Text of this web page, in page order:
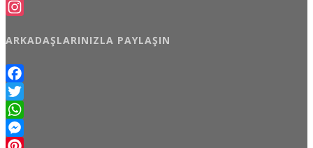
Facebook
ARKADAŞLARINIZLA PAYLAŞIN
Facebook
Twitter
WhatsApp